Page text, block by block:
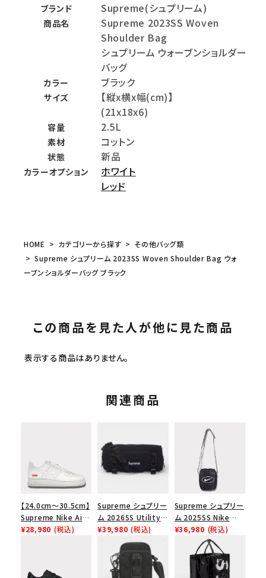
ブランド Supreme(シュプリーム)
商品名
Supreme 2023SS Woven
Shoulder Bag
シュプリーム ウォーブンショルダー
バッグ
カラー ブラック
サイズ
【縦x横x幅(cm)】
(21x18x6)
容量 2.5L
素材 コットン
状態 新品
カラーオプション
ホワイト
レッド
HOME カテゴリーから探す
その他バッグ類
Supreme シュプリーム 2023SS Woven Shoulder Bag ウォ
ーブンショルダーバッグ ブラック
この商品を見た人が他に見た商品
表示する商品はありません。
関連商品
【24.0cm～30.5cm】
Supreme Nike Air
Force 1 Low シュプ
¥28,980 (税込)
Supreme シュプリー
ム 2026SS Utility
Bag ユーティリティ
バッグ ブラック
¥39,980 (税込)
Supreme シュプリー
ム 2025SS Nike
Leather Shoulder
Bag ナイキレザーシ
ョルダーバッグ ブラッ
¥36,980 (税込)